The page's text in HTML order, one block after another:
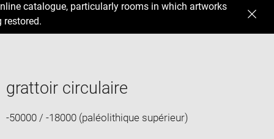
catalogue, particularly rooms in which artworks
restored.
grattoir circulaire
-50000 / -18000 (paléolithique supérieur)